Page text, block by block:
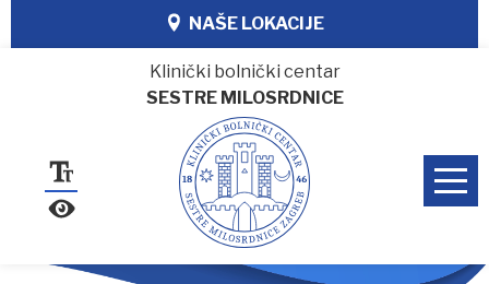
NAŠE LOKACIJE
Klinički bolnički centar
SESTRE MILOSRDNICE